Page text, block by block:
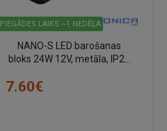
PIEGĀDES LAIKS ~1 NEDĒĻA
NANO-S LED barošanas
bloks 24W 12V, metāla, IP20
7.60€